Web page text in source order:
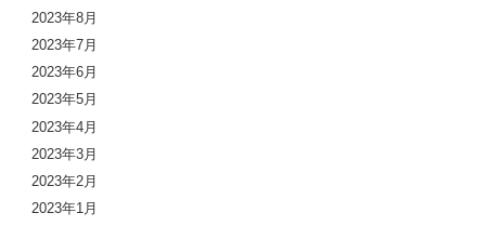
2023年8月
2023年7月
2023年6月
2023年5月
2023年4月
2023年3月
2023年2月
2023年1月